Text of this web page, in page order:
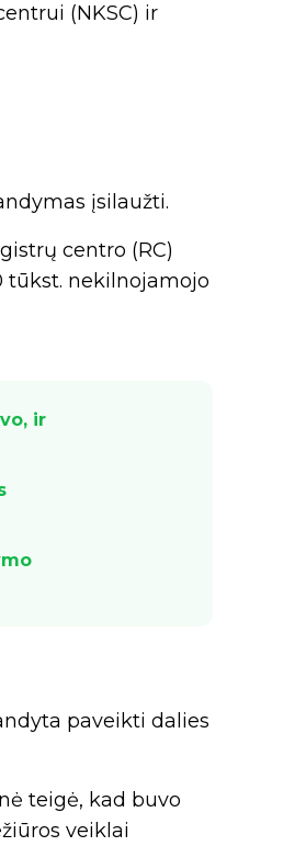
(NKSC) ir
įsilaužti.
centro (RC)
nekilnojamojo
ir
paveikti dalies
teigė, kad buvo
veiklai